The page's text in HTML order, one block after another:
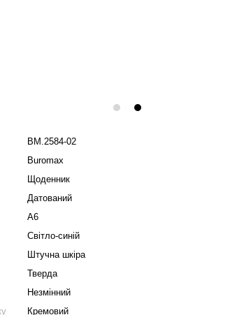
BM.2584-02
Buromax
Щоденник
Датований
A6
Світло-синій
Штучна шкіра
Тверда
Незмінний
Кремовий